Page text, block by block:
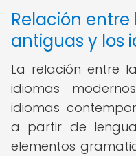
Relación
antiguas y los
La relación entre
idiomas
idiomas
a partir de
elementos